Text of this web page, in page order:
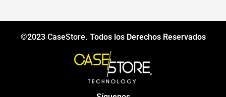
©2023 CaseStore. Todos los Derechos Reservados